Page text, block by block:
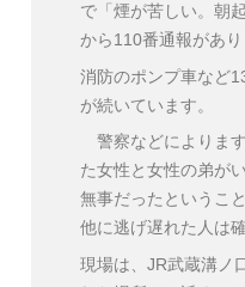
で「煙が苦しい。朝
から110番通報があ
消防のポンプ車など
が続いています。
警察などによりま
た女性と女性の弟が
無事だったというこ
他に逃げ遅れた人は
現場は、JR武蔵溝ノ